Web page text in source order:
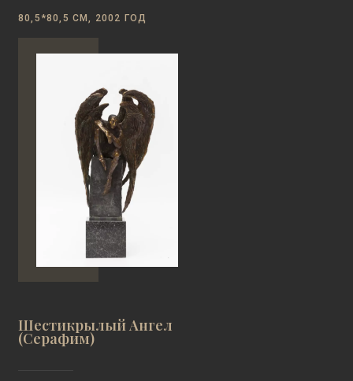
80,5*80,5 СМ, 2002 ГОД
Шестикрылый Ангел
(Серафим)